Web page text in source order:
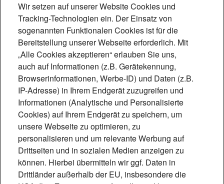
Foto: 90Grad Photography - Hilger &
Schneider GbR
Andernach – die essbare
Stadt
In Andernach wachsen Gemüse und
Obst mitten im Ort, gepflegt von
Wir setzen auf unserer Website Cookies und
Tracking-Technologien ein. Der Einsatz von
sogenannten Funktionalen Cookies ist für die
Bereitstellung unserer Webseite erforderlich. Mit
„Alle Cookies akzeptieren“ erlauben Sie uns,
auch auf Informationen (z.B. Gerätekennung,
Browserinformationen, Werbe-ID) und Daten (z.B.
IP-Adresse) in Ihrem Endgerät zuzugreifen und
Informationen (Analytische und Personalisierte
Cookies) auf Ihrem Endgerät zu speichern, um
unsere Webseite zu optimieren, zu
personalisieren und um relevante Werbung auf
Drittseiten und in sozialen Medien anzeigen zu
können. Hierbei übermitteln wir ggf. Daten in
Drittländer außerhalb der EU, insbesondere die